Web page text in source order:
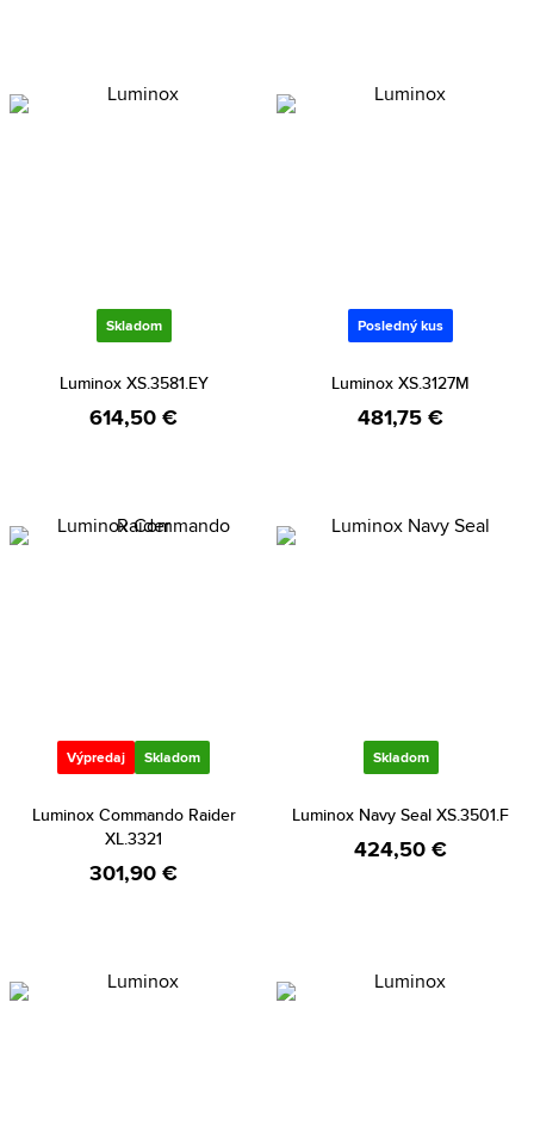
Skladom
Luminox XS.3581.EY
614,50 €
Posledný kus
Luminox XS.3127M
481,75 €
Výpredaj Skladom
Luminox Commando Raider
XL.3321
301,90 €
Skladom
Luminox Navy Seal XS.3501.F
424,50 €